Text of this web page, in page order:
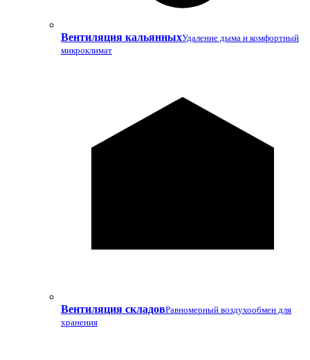
Вентиляция кальянныхУдаление дыма и комфортный
микроклимат
Вентиляция складовРавномерный воздухообмен для
хранения